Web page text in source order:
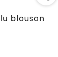
blouson